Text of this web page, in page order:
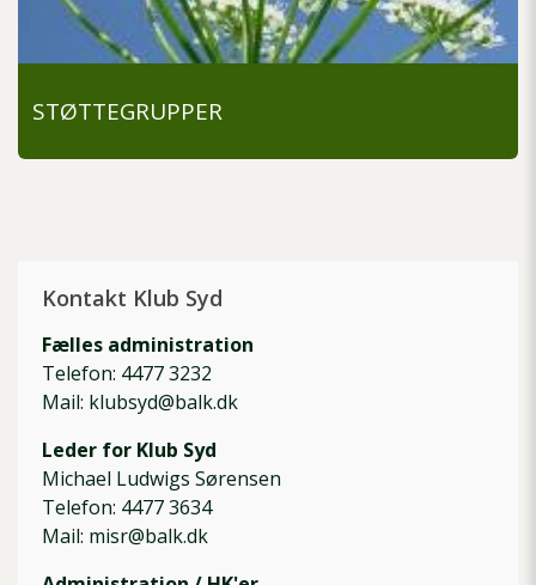
STØTTEGRUPPER
Kontakt Klub Syd
Fælles administration
Telefon: 4477 3232
Mail: klubsyd@balk.dk
Leder for Klub Syd
Michael Ludwigs Sørensen
Telefon: 4477 3634
Mail: misr@balk.dk